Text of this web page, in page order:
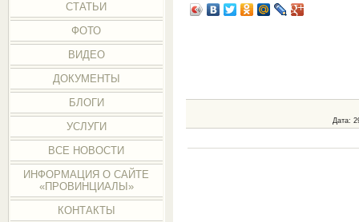
СТАТЬИ
ФОТО
ВИДЕО
ДОКУМЕНТЫ
БЛОГИ
УСЛУГИ
ВСЕ НОВОСТИ
ИНФОРМАЦИЯ О САЙТЕ
«ПРОВИНЦИАЛЫ»
КОНТАКТЫ
Дата: